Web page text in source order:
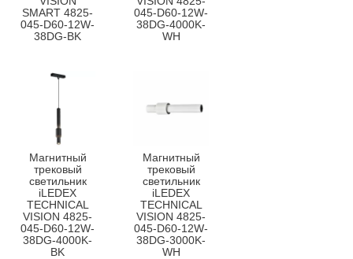
SMART 4825-
045-D60-12W-
38DG-BK
045-D60-12W-
38DG-4000K-
WH
Магнитный
трековый
светильник
iLEDEX
TECHNICAL
VISION 4825-
045-D60-12W-
38DG-4000K-
BK
Магнитный
трековый
светильник
iLEDEX
TECHNICAL
VISION 4825-
045-D60-12W-
38DG-3000K-
WH